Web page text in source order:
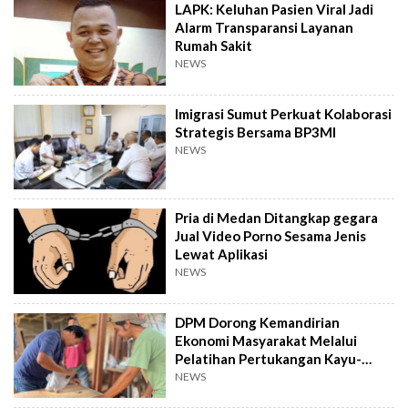
LAPK: Keluhan Pasien Viral Jadi
Alarm Transparansi Layanan
Rumah Sakit
NEWS
Imigrasi Sumut Perkuat Kolaborasi
Strategis Bersama BP3MI
NEWS
Pria di Medan Ditangkap gegara
Jual Video Porno Sesama Jenis
Lewat Aplikasi
NEWS
DPM Dorong Kemandirian
Ekonomi Masyarakat Melalui
Pelatihan Pertukangan Kayu-
Pelatihan UMKM
NEWS